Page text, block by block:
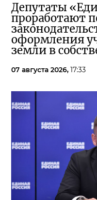
Депутаты
проработают
оформления
земли в
07 августа 2026, 17:33